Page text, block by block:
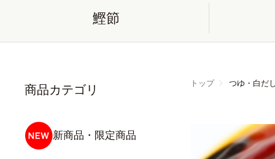
鰹節
商品カテゴリ
新商品・限定商品
トップ つゆ・白だ